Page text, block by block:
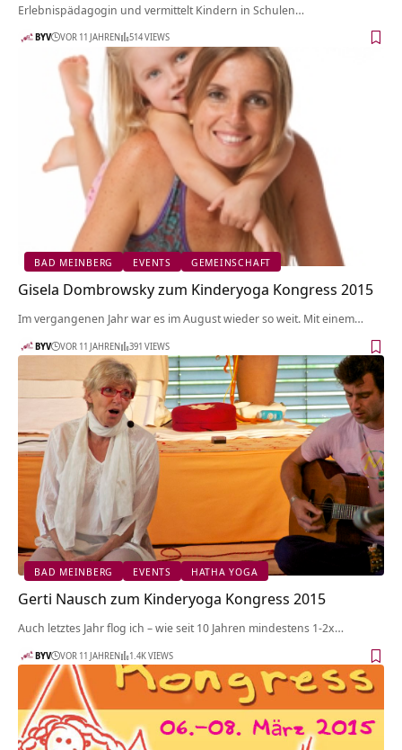
Erlebnispädagogin und vermittelt Kindern in Schulen…
BYV VOR 11 JAHREN 514 VIEWS
BAD MEINBERG EVENTS GEMEINSCHAFT
Gisela Dombrowsky zum Kinderyoga Kongress 2015
Im vergangenen Jahr war es im August wieder so weit. Mit einem…
BYV VOR 11 JAHREN 391 VIEWS
BAD MEINBERG EVENTS HATHA YOGA
Gerti Nausch zum Kinderyoga Kongress 2015
Auch letztes Jahr flog ich – wie seit 10 Jahren mindestens 1-2x…
BYV VOR 11 JAHREN 1.4K VIEWS